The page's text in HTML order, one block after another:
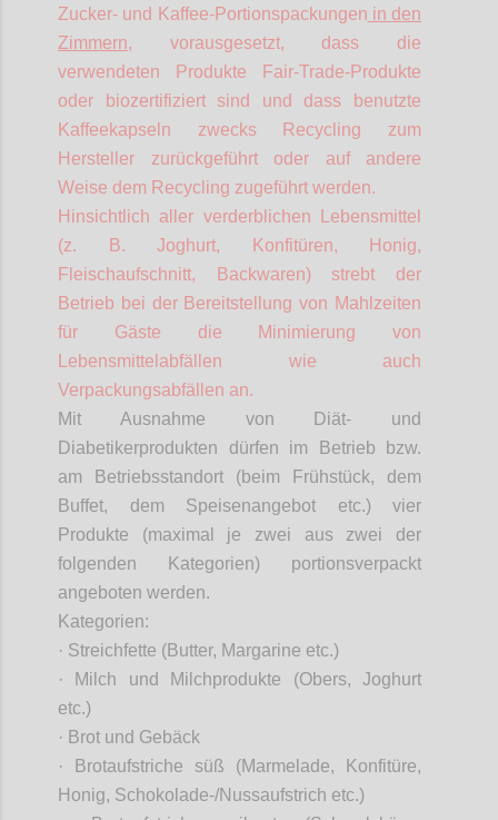
Zucker- und Kaffee-Portionspackungen in den
Zimmern, vorausgesetzt, dass die
verwendeten Produkte Fair-Trade-Produkte
oder biozertifiziert sind und dass benutzte
Kaffeekapseln zwecks Recycling zum
Hersteller zurückgeführt oder auf andere
Weise dem Recycling zugeführt werden.
Hinsichtlich aller verderblichen Lebensmittel
(z. B. Joghurt, Konfitüren, Honig,
Fleischaufschnitt, Backwaren) strebt der
Betrieb bei der Bereitstellung von Mahlzeiten
für Gäste die Minimierung von
Lebensmittelabfällen wie auch
Verpackungsabfällen an.
Mit Ausnahme von Diät- und
Diabetikerprodukten dürfen im Betrieb bzw.
am Betriebsstandort (beim Frühstück, dem
Buffet, dem Speisenangebot etc.) vier
Produkte (maximal je zwei aus zwei der
folgenden Kategorien) portionsverpackt
angeboten werden.
Kategorien:
· Streichfette (Butter, Margarine etc.)
· Milch und Milchprodukte (Obers, Joghurt
etc.)
· Brot und Gebäck
· Brotaufstriche süß (Marmelade, Konfitüre,
Honig, Schokolade-/Nussaufstrich etc.)